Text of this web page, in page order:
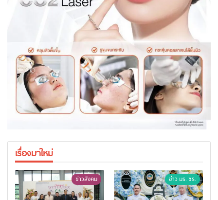
เรื่องมาใหม่
ข่าวสังคม ข่าว มร. ชร.